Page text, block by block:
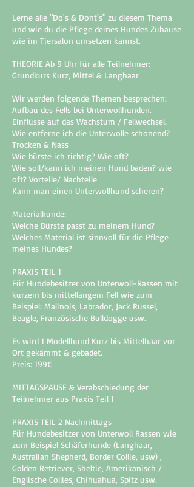
Lerne alle "Do's & Dont's" zu diesem Thema
und wie du die Pflege deines Hundes Zuhause
wie im Tiersalon umsetzen kannst.
THEORIE Ab 9 Uhr für alle Teilnehmer:
Grundkurs Kurz, Mittel & Langhaar
Wir werden folgende Themen besprechen:
Aufbau des Fells bei Unterwollhunden.
Einflüsse auf das Wachstum / Fellwechsel.
Wie entferne ich die Unterwolle schonend?
Trocken & Nass
Wie bürste ich richtig? Wie oft?
Wie soll/kann ich meinen Hund baden? wie
oft? Vorteile/ Nachteile
Kann man einen Unterwollhund scheren?
Materialkunde:
Welche Bürste passt zu meinem Hund?
Welches Material ist sinnvoll für die Pflege
meines Hundes?
PRAXIS TEIL 1
Für Hundebesitzer von Unterwoll-Rassen mit
kurzem bis mittellangem Fell wie zum
Beispiel: Malinois, Labrador, Jack Russel,
Beagle, Französische Bulldogge usw.
Es wird 1 Modellhund Kurz bis Mittelhaar vor
Ort gekämmt & gebadet.
Preis: 199€
MITTAGSPAUSE & Verabschiedung der
Teilnehmer aus Praxis Teil 1
PRAXIS TEIL 2 Nachmittags
Für Hundebesitzer von Unterwoll Rassen wie
zum Beispiel Schäferhunde (Langhaar,
Australian Shepherd, Border Collie, usw) ,
Golden Retriever, Sheltie, Amerikanisch /
Englische Collies, Chihuahua, Spitz usw.